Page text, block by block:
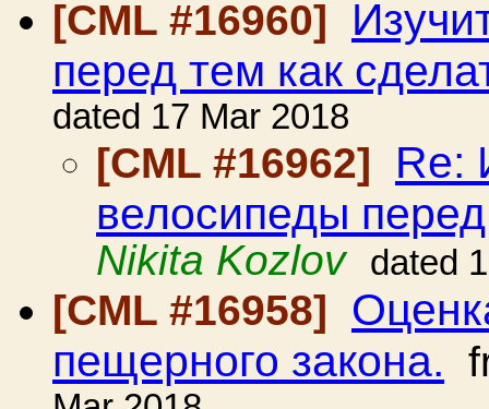
[CML #16960]
перед тем как
dated 17 Mar 2018
[CML #16962] Re:
велосипеды
Nikita Kozlov
dated
[CML #16958]
пещерного закона.